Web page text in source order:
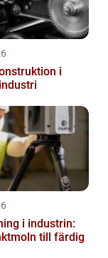
i
i industrin:
till färdig